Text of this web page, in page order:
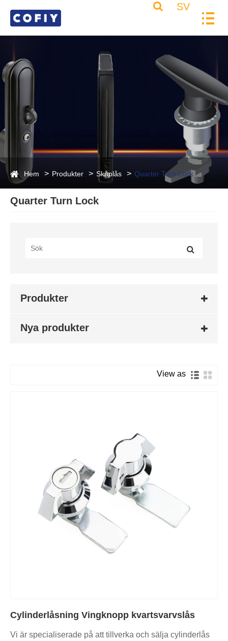
SV
Hem Produkter Skåplås Quarter Turn Lock
Quarter Turn Lock
Produkter
Nya produkter
View as
Cylinderlåsning Vingknopp kvartsvarvslås
Vi är specialiserade på att tillverka och sälja cylinderlås